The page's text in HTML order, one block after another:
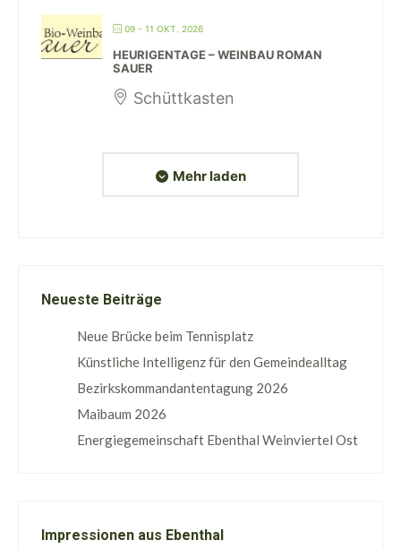
09 - 11 OKT. 2026
HEURIGENTAGE – WEINBAU ROMAN
SAUER
Schüttkasten
Mehr laden
Neueste Beiträge
Neue Brücke beim Tennisplatz
Künstliche Intelligenz für den Gemeindealltag
Bezirkskommandantentagung 2026
Maibaum 2026
Energiegemeinschaft Ebenthal Weinviertel Ost
Impressionen aus Ebenthal